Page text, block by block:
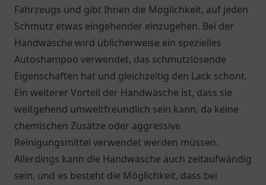
Fahrzeugs und gibt Ihnen die Möglichkeit, auf jeden
Schmutz etwas eingehender einzugehen. Bei der
Handwäsche wird üblicherweise ein spezielles
Autoshampoo verwendet, das schmutzlösende
Eigenschaften hat und gleichzeitig den Lack schont.
Ein weiterer Vorteil der Handwäsche ist, dass sie
weitgehend umweltfreundlich sein kann, da keine
chemischen Zusätze oder aggressive
Reinigungsmittel verwendet werden müssen.
Allerdings kann die Handwäsche auch zeitaufwändig
sein, und es besteht die Möglichkeit, dass bei